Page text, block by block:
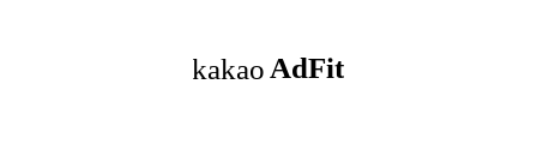
Exception etc 장애 - exception, error I/O Exception NullPointException 의